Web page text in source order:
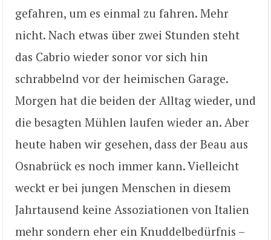
gefahren, um es einmal zu fahren. Mehr
nicht. Nach etwas über zwei Stunden steht
das Cabrio wieder sonor vor sich hin
schrabbelnd vor der heimischen Garage.
Morgen hat die beiden der Alltag wieder, und
die besagten Mühlen laufen wieder an. Aber
heute haben wir gesehen, dass der Beau aus
Osnabrück es noch immer kann. Vielleicht
weckt er bei jungen Menschen in diesem
Jahrtausend keine Assoziationen von Italien
mehr sondern eher ein Knuddelbedürfnis –